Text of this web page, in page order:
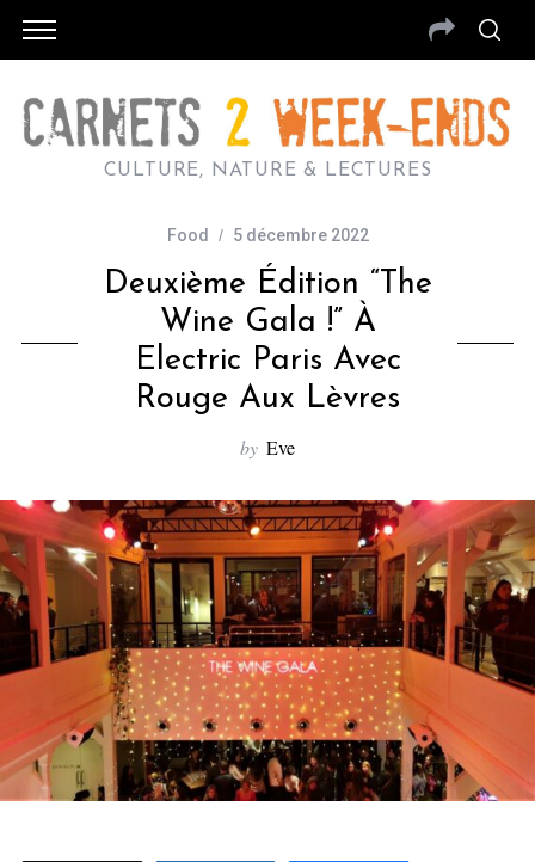
CULTURE, NATURE & LECTURES
Food 5 décembre 2022
Deuxième Édition “The
Wine Gala !” À
Electric Paris Avec
Rouge Aux Lèvres
by Eve